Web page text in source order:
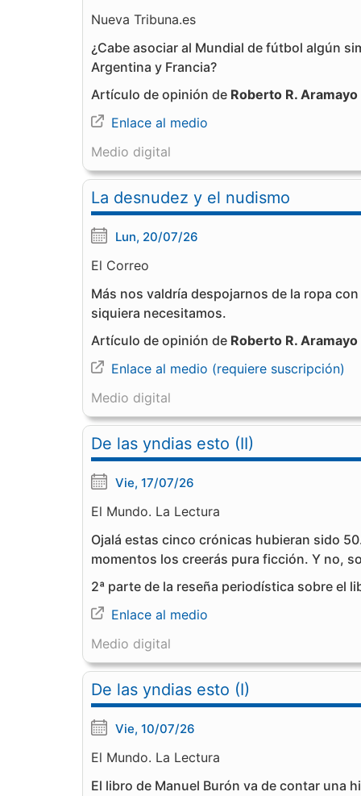
Nueva Tribuna.es
¿Cabe asociar al Mundial de fútbol algún
Argentina y Francia?
Artículo de opinión de Roberto R. Aramayo
Enlace al medio
Medio digital
La desnudez y el nudismo
Lun, 20/07/26
El Correo
Más nos valdría despojarnos de la ropa
siquiera necesitamos.
Artículo de opinión de Roberto R. Aramayo
Enlace al medio (requiere suscripción)
Medio digital
De las yndias esto (II)
Vie, 17/07/26
El Mundo. La Lectura
Ojalá estas cinco crónicas hubieran sido
momentos los creerás pura ficción. Y no,
2ª parte de la reseña periodística sobre el
Enlace al medio
Medio digital
De las yndias esto (I)
Vie, 10/07/26
El Mundo. La Lectura
El libro de Manuel Burón va de contar una